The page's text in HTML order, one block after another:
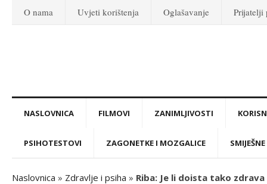
O nama Uvjeti korištenja Oglašavanje Prijatelji
NASLOVNICA FILMOVI ZANIMLJIVOSTI
PSIHOTESTOVI ZAGONETKE I MOZGALICE
Naslovnica » Zdravlje i psiha » Riba: Je li doista tako zdrava